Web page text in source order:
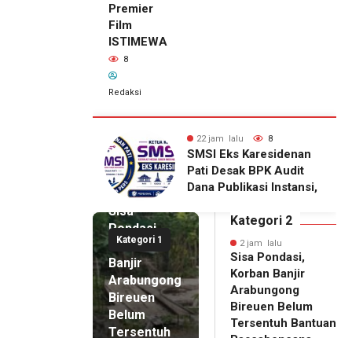
Premier
Film
ISTIMEWA
8
Redaksi
23 jam lalu 8
Ketum DPP IKAPPI
Sambangi Pasar
Tradisional Surabaya,
Gala Premier Film
ISTIMEWA
Kategori 1
2 jam lalu
Sisa
Pondasi,
Korban
Banjir
Arabungong
Bireuen
Belum
Tersentuh
Kategori 2
2 jam lalu
Sisa Pondasi,
Korban Banjir
Arabungong
Bireuen Belum
Tersentuh Bantuan